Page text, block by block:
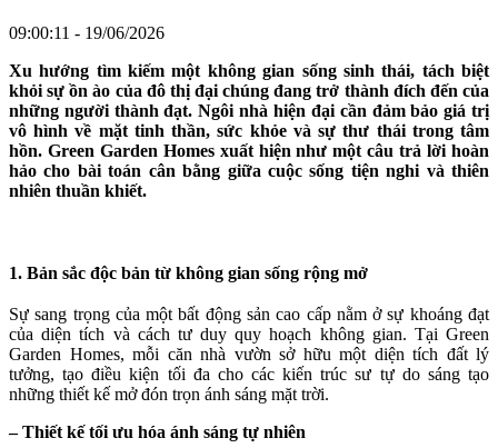
09:00:11 - 19/06/2026
Xu hướng tìm kiếm một không gian sống sinh thái, tách biệt
khỏi sự ồn ào của đô thị đại chúng đang trở thành đích đến của
những người thành đạt. Ngôi nhà hiện đại cần đảm bảo giá trị
vô hình về mặt tinh thần, sức khỏe và sự thư thái trong tâm
hồn. Green Garden Homes xuất hiện như một câu trả lời hoàn
hảo cho bài toán cân bằng giữa cuộc sống tiện nghi và thiên
nhiên thuần khiết.
1. Bản sắc độc bản từ không gian sống rộng mở
Sự sang trọng của một bất động sản cao cấp nằm ở sự khoáng đạt
của diện tích và cách tư duy quy hoạch không gian. Tại Green
Garden Homes, mỗi căn nhà vườn sở hữu một diện tích đất lý
tưởng, tạo điều kiện tối đa cho các kiến trúc sư tự do sáng tạo
những thiết kế mở đón trọn ánh sáng mặt trời.
– Thiết kế tối ưu hóa ánh sáng tự nhiên